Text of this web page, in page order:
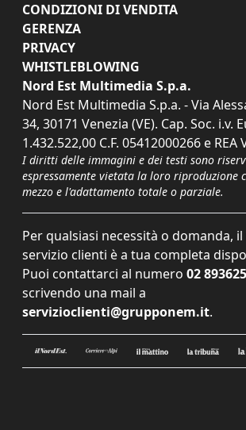
CONDIZIONI DI VENDITA
GERENZA
PRIVACY
WHISTLEBLOWING
Nord Est Multimedia S.p.a.
Nord Est Multimedia S.p.a. - Via
34, 30171 Venezia (VE). Cap. Soc. i.v.
1.432.522,00 C.F. 05412000266 e REA
I diritti delle immagini e dei testi sono
espressamente vietata la loro riproduzione
mezzo e l'adattamento totale o parziale.
Per qualsiasi necessità o domanda,
servizio clienti è a tua completa
Puoi contattarci al numero 02
scrivendo una mail a
servizioclienti@grupponem.it.